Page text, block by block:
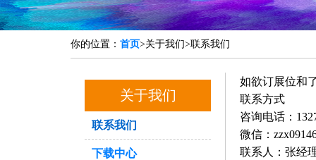
你的位置： 首页>关于我们>联系我们
关于我们
联系我们
下载中心
如欲订展位和
联系方式
咨询电话：
微信：
联系人：张经